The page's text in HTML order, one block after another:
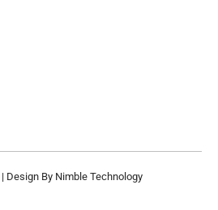
Design By Nimble Technology